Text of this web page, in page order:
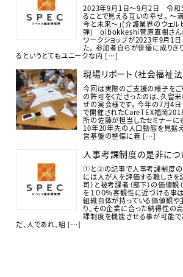
2023年9月1日～9月2日 令和5
ることで見える互いの幸せ。
今と未来～」(介護業界のウェ
弾) oibokkeshi菅原直樹さん
ワークショップが2023年9月1
た。 参加者自らが俳優に成りき
るというとてもユニークな内 […]
現場リポート（社会福祉
今回は実際のご支援の様子を
の許可をくださったのは、久留
ぜの実会様です。 今年の7月4日
で開催されたCareTEX福岡
所の佐藤が担当したセミナーに
10年20年先の人口動態を見据
営基盤の整備に着 […]
人事考課制度の是非に
①と②の記事で人事考課制度の
には人が人を評価する難しさを
司）と被考課者（部下）の価値観
を１００％客観性に近づける事
組織自体が持っている価値観
り、その企業に合った納得性の
課制度を機能させる事が可能で
だ、人であれ、組 […]